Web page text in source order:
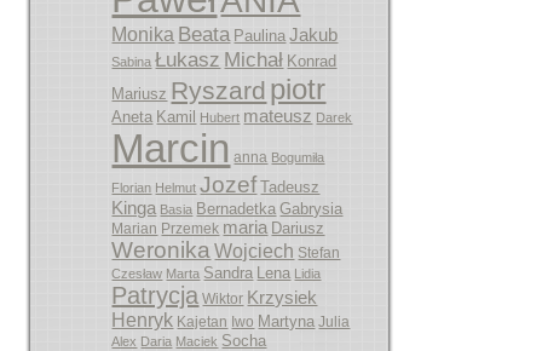
Monika Beata Paulina Jakub
Sabina Łukasz Michał Konrad
Mariusz Ryszard piotr
Aneta Kamil Hubert mateusz Darek
Marcin anna Bogumiła
Florian Helmut Jozef Tadeusz
Kinga Basia Bernadetka Gabrysia
Marian Przemek maria Dariusz
Weronika Wojciech Stefan
Czesław Marta Sandra Lena Lidia
Patrycja Wiktor Krzysiek
Henryk Kajetan Iwo Martyna Julia
Alex Daria Maciek Socha